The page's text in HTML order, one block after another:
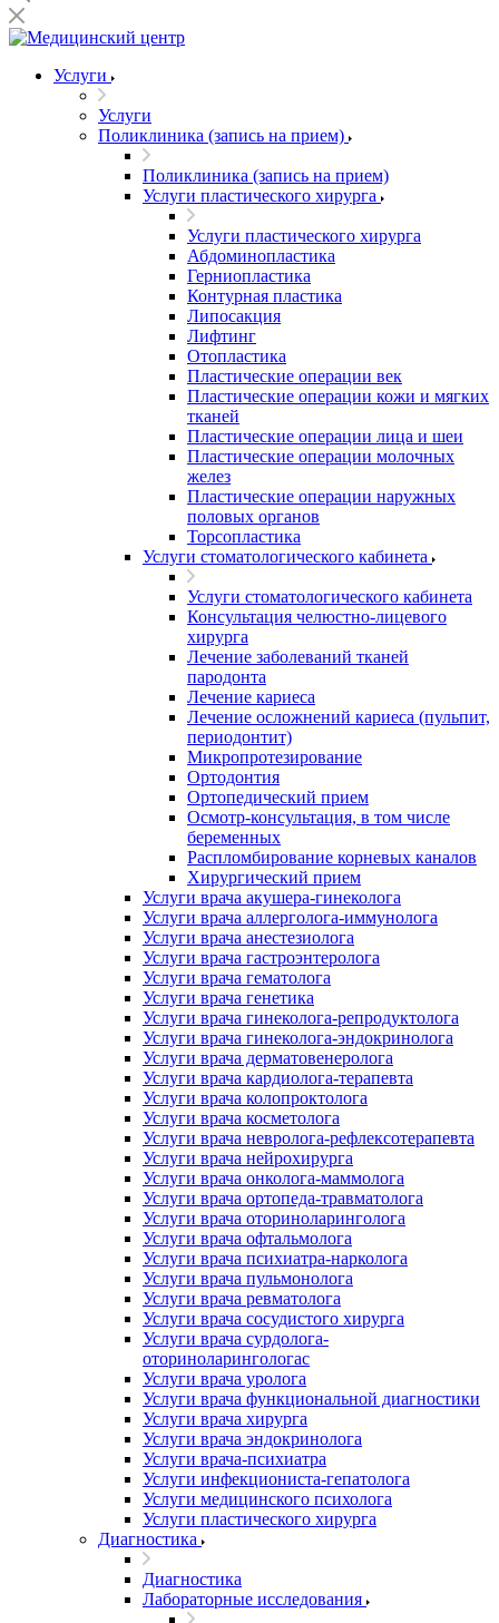
Услуги
Услуги
Поликлиника (запись на прием)
Поликлиника (запись на прием)
Услуги пластического хирурга
Услуги пластического хирурга
Абдоминопластика
Герниопластика
Контурная пластика
Липосакция
Лифтинг
Отопластика
Пластические операции век
Пластические операции кожи и мягких
тканей
Пластические операции лица и шеи
Пластические операции молочных
желез
Пластические операции наружных
половых органов
Торсопластика
Услуги стоматологического кабинета
Услуги стоматологического кабинета
Консультация челюстно-лицевого
хирурга
Лечение заболеваний тканей
пародонта
Лечение кариеса
Лечение осложнений кариеса (пульпит,
периодонтит)
Микропротезирование
Ортодонтия
Ортопедический прием
Осмотр-консультация, в том числе
беременных
Распломбирование корневых каналов
Хирургический прием
Услуги врача акушера-гинеколога
Услуги врача аллерголога-иммунолога
Услуги врача анестезиолога
Услуги врача гастроэнтеролога
Услуги врача гематолога
Услуги врача генетика
Услуги врача гинеколога-репродуктолога
Услуги врача гинеколога-эндокринолога
Услуги врача дерматовенеролога
Услуги врача кардиолога-терапевта
Услуги врача колопроктолога
Услуги врача косметолога
Услуги врача невролога-рефлексотерапевта
Услуги врача нейрохирурга
Услуги врача онколога-маммолога
Услуги врача ортопеда-травматолога
Услуги врача оториноларинголога
Услуги врача офтальмолога
Услуги врача психиатра-нарколога
Услуги врача пульмонолога
Услуги врача ревматолога
Услуги врача сосудистого хирурга
Услуги врача сурдолога-
оториноларингологас
Услуги врача уролога
Услуги врача функциональной диагностики
Услуги врача хирурга
Услуги врача эндокринолога
Услуги врача-психиатра
Услуги инфекциониста-гепатолога
Услуги медицинского психолога
Услуги пластического хирурга
Диагностика
Диагностика
Лабораторные исследования